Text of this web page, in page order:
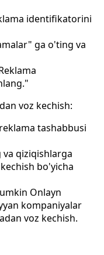
identifikatorini
ga o'ting va
voz kechish:
tashabbusi
qiziqishlarga
bo'yicha
Onlayn
kompaniyalar
voz kechish.